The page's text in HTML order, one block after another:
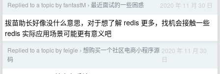
Replied to a topic by fantastM › 最近面试的一些困惑 2020 年 11 月 30 日
拔苗助长好像没什么意思，对于想了解 redis 更多，找机会接触一些
redis 实际应用场景可能更有意义吧
Replied to a topic by feigle › 想购买一个社区电商小程序源
码
2020 年 11 月 30
日